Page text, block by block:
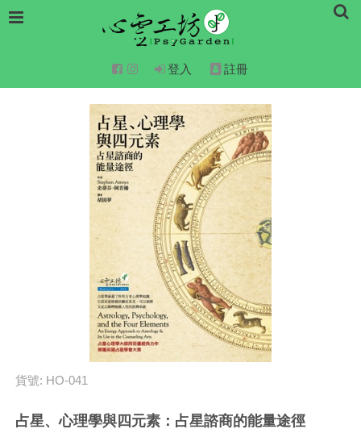
登入 註冊
貨號: HO-041
占星、心理學與四元素：占星諮商的能量途徑